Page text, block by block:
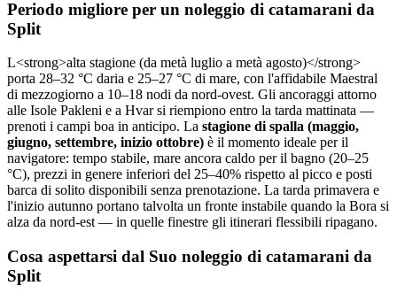
Periodo migliore per un noleggio di catamarani da
Split
L<strong>alta stagione (da metà luglio a metà agosto)</strong>
porta 28–32 °C daria e 25–27 °C di mare, con l'affidabile Maestral
di mezzogiorno a 10–18 nodi da nord-ovest. Gli ancoraggi attorno
alle Isole Pakleni e a Hvar si riempiono entro la tarda mattinata —
prenoti i campi boa in anticipo. La stagione di spalla (maggio,
giugno, settembre, inizio ottobre) è il momento ideale per il
navigatore: tempo stabile, mare ancora caldo per il bagno (20–25
°C), prezzi in genere inferiori del 25–40% rispetto al picco e posti
barca di solito disponibili senza prenotazione. La tarda primavera e
l'inizio autunno portano talvolta un fronte instabile quando la Bora si
alza da nord-est — in quelle finestre gli itinerari flessibili ripagano.
Cosa aspettarsi dal Suo noleggio di catamarani da
Split